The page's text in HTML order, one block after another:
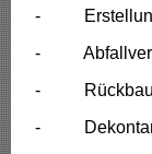
- Erstellung
-
- Rückbau
-